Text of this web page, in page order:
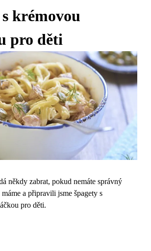
krémovou
pro děti
někdy zabrat, pokud nemáte správný
a připravili jsme špagety s
pro děti.